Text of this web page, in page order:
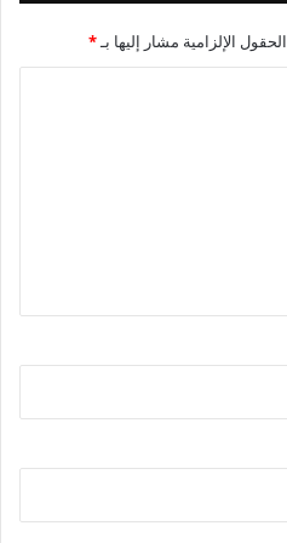
الحقول الإلزامية مشار إليها بـ*